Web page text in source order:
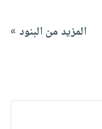
المزيد من البنود »